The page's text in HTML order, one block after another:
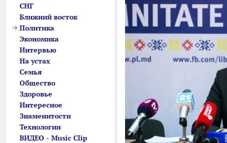
СНГ
Ближний восток
Политика
Экономика
Интервью
На устах
Семья
Общество
Здоровье
Интересное
Знаменитости
Технологии
ВИДЕО - Music Clip